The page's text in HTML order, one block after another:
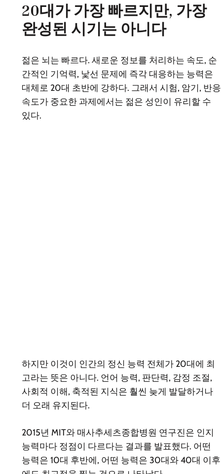
20대가 가장 빠르지만, 가장
완성된 시기는 아니다
젊은 뇌는 빠르다. 새로운 정보를 처리하는 속도, 순
간적인 기억력, 낯선 문제에 즉각 대응하는 능력은
대체로 20대 초반에 강하다. 그래서 시험, 암기, 반응
속도가 중요한 과제에서는 젊은 성인이 유리할 수
있다.
하지만 이것이 인간의 정신 능력 전체가 20대에 최
고라는 뜻은 아니다. 언어 능력, 판단력, 감정 조절,
사회적 이해, 축적된 지식은 훨씬 늦게 발달하거나
더 오래 유지된다.
2015년 MIT와 매사추세츠종합병원 연구진은 인지
능력마다 정점이 다르다는 결과를 발표했다. 어떤
능력은 10대 후반에, 어떤 능력은 30대와 40대 이후